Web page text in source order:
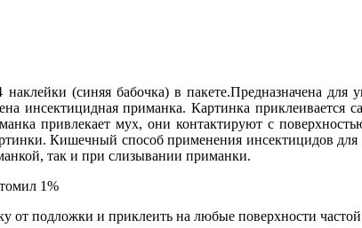
наклейки (синяя бабочка) в пакете.Предназначена
инсектицидная приманка. Картинка
привлекает мух, они контактируют с
Кишечный способ применения инсектицидов
так и при слизывании приманки.
1%
от подложки и приклеить на любые поверхности